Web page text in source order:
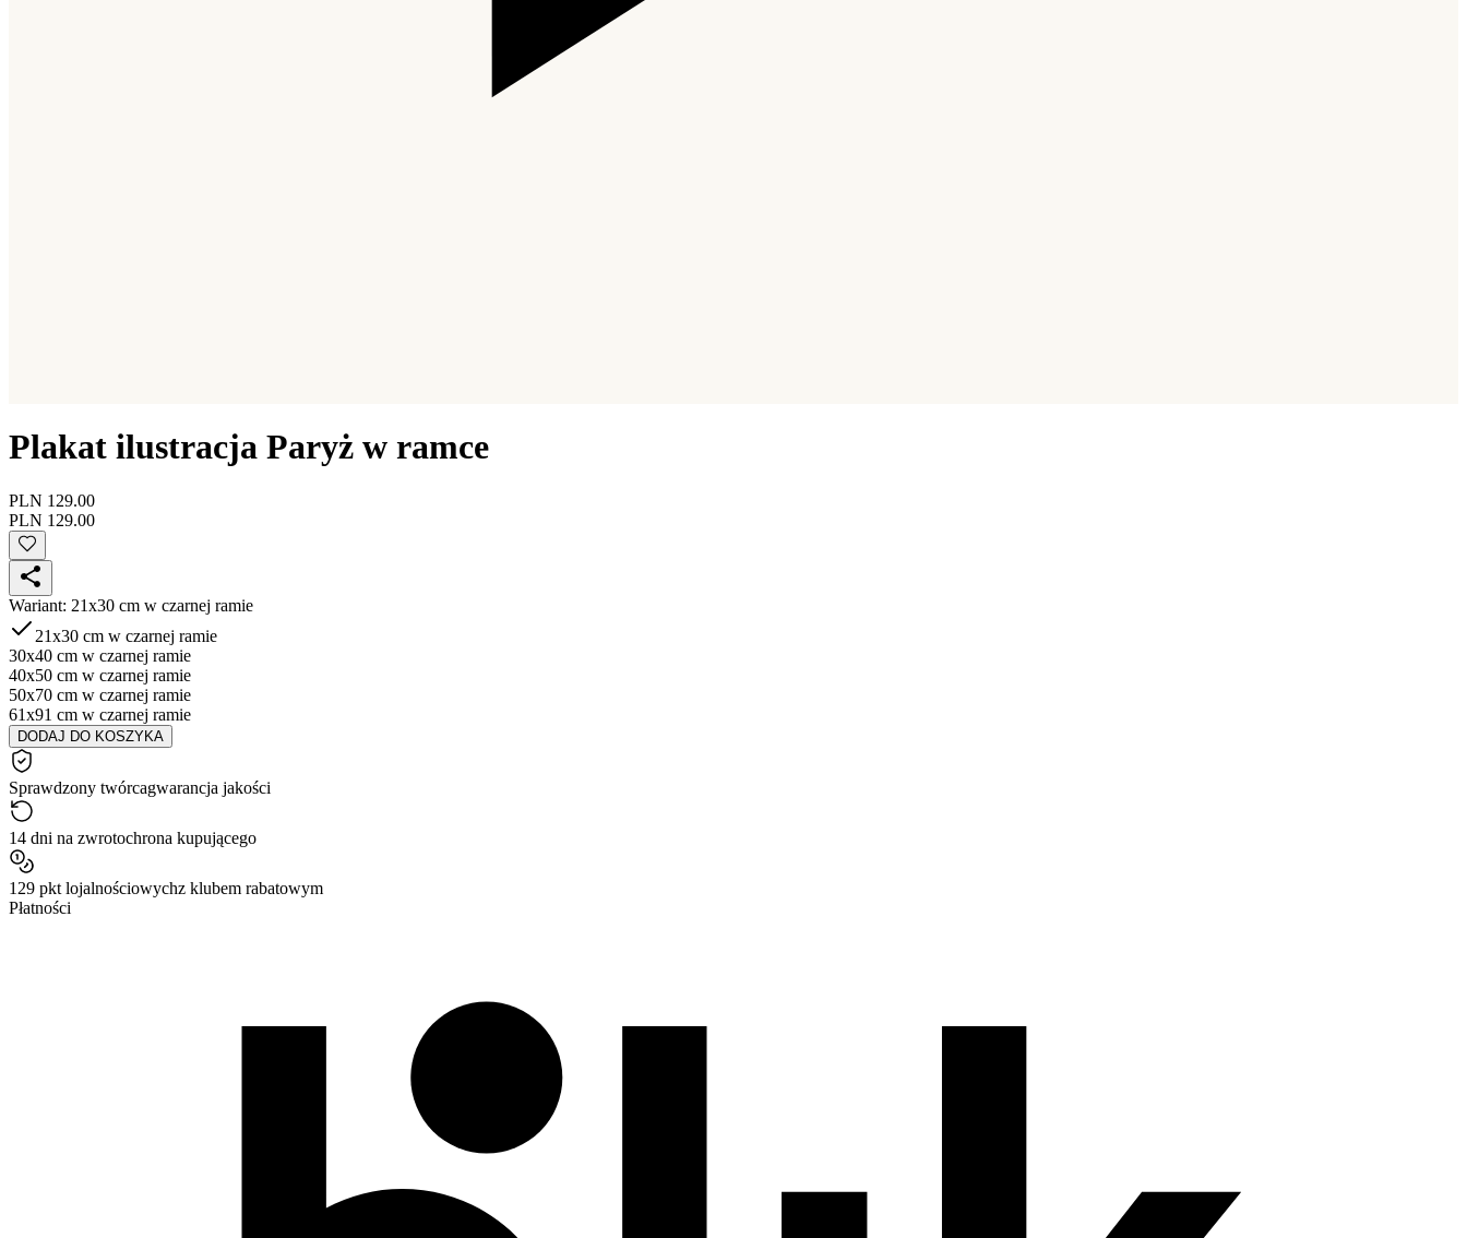
Plakat ilustracja Paryż w ramce
PLN 129.00
PLN 129.00
Wariant: 21x30 cm w czarnej ramie
21x30 cm w czarnej ramie
30x40 cm w czarnej ramie
40x50 cm w czarnej ramie
50x70 cm w czarnej ramie
61x91 cm w czarnej ramie
DODAJ DO KOSZYKA
Sprawdzony twórcagwarancja jakości
14 dni na zwrotochrona kupującego
129 pkt lojalnościowychz klubem rabatowym
Płatności